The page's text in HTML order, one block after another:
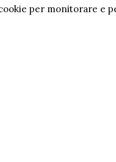
per monitorare e